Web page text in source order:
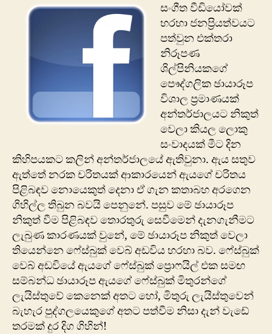
සංගීත වීඩියෝවක්
හරහා ජනප්‍රියත්වයට
පත්වුන එක්තරා
නිරූපණ
ශිල්පිනියකගේ
පෞද්ගලික ඡායාරූප
විශාල ප්‍රමාණයක්
අන්තර්ජාලයට නිකුත්
වෙලා කියල ලොකු
සංවාදයක් මීට දින
කිහිපයකට කලින් අන්තර්ජාලයේ ඇතිවුනා. ඇය සතුව
ඇත්තේ නරක චරිතයක් ආකාරයෙන් ඇයගේ චරිතය
පිළිබඳව නොයෙකුත් දෙනා ඒ ගැන කතාබහ අරගෙන
ගිහිල්ල තිබුන බවයි පෙනුනේ. පසුව මේ ඡායාරූප
නිකුත් වීම පිළිබඳව තොරතුරු සෙවීමෙන් දැනගැනීමට
ලැබුණ කාරණයක් වුනේ, මේ ඡායාරූප නිකුත් වෙලා
තියෙන්නෙ ‍ෆේස්බුක් වෙබ් අඩවිය හරහා බව. ෆේස්බුක්
වෙබ් අඩවියේ ඇයගේ ෆේස්බුක් ප්‍රොෆයිල් එක සමඟ
සම්බන්ධ ඡායාරූප ඇ‍යගේ ‍ෆේස්බුක් මිතුරන්ගේ
ලැයිස්තුවේ කෙනෙක් අතට හෝ, මිතුරු ලැයිස්තුවෙන්
බැහැර පුද්ගලයෙකුගේ අතට පත්වීම නිසා දැන් වැඩේ
තරමක් දුර දිග ගිහින්!